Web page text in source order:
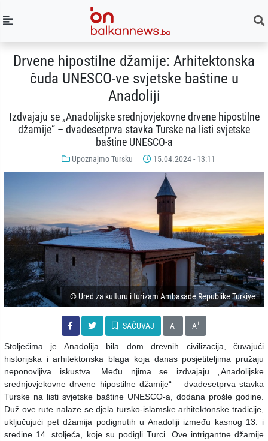
Drvene hipostilne džamije: Arhitektonska
čuda UNESCO-ve svjetske baštine u
Anadoliji
Izdvajaju se „Anadolijske srednjovjekovne drvene hipostilne
džamije“ – dvadesetprva stavka Turske na listi svjetske
baštine UNESCO-a
Upoznajmo Tursku 15.04.2024 - 13:11
© Ured za kulturu i turizam Ambasade Republike Turkiye
SAČUVAJ A- A+
Stoljećima je Anadolija bila dom drevnih civilizacija, čuvajući
historijska i arhitektonska blaga koja danas posjetiteljima pružaju
neponovljiva iskustva. Među njima se izdvajaju „Anadolijske
srednjovjekovne drvene hipostilne džamije“ – dvadesetprva stavka
Turske na listi svjetske baštine UNESCO-a, dodana prošle godine.
Duž ove rute nalaze se djela tursko-islamske arhitektonske tradicije,
uključujući pet džamija podignutih u Anadoliji između kasnog 13. i
sredine 14. stoljeća, koje su podigli Turci. Ove intrigantne džamije